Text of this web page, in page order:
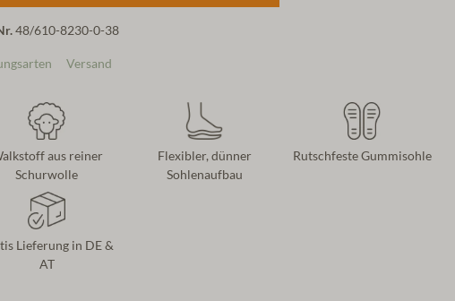
48/610-8230-0-38
Versand
aus reiner
Schurwolle
Flexibler, dünner
Sohlenaufbau
Rutschfeste Gummisohle
Lieferung in DE &
AT